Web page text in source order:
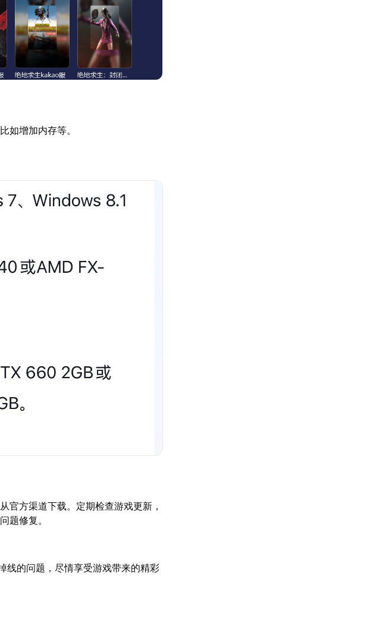
如增加内存等。
官方渠道下载。定期检查游戏更新，
题修复。
线的问题，尽情享受游戏带来的精彩